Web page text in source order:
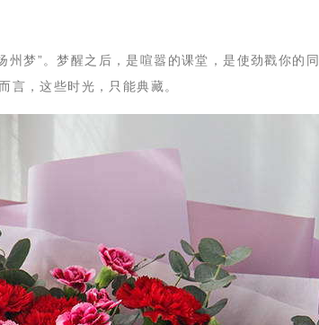
梦”。梦醒之后，是喧嚣的课堂，是使劲戳你的
，这些时光，只能典藏。